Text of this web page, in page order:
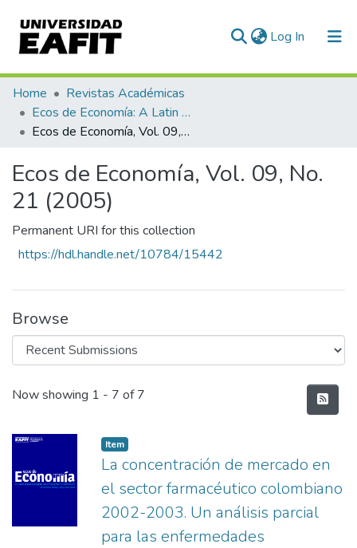
Log In (current)
Communities & Collections
All of DSpace
Home
Revistas Académicas
Ecos de Economía: A Latin American Journal of Applied Economics
Ecos de Economía, Vol. 09, No. 21 (2005)
Ecos de Economía, Vol. 09, No.
21 (2005)
Permanent URI for this collection
https://hdl.handle.net/10784/15442
Browse
Recent Submissions
Now showing 1 - 7 of 7
Item
La concentración de mercado en
el sector farmacéutico colombiano
2002-2003. Un análisis parcial
para las enfermedades